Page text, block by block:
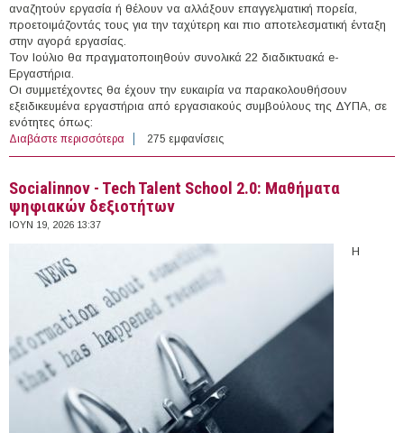
αναζητούν εργασία ή θέλουν να αλλάξουν επαγγελματική πορεία,
προετοιμάζοντάς τους για την ταχύτερη και πιο αποτελεσματική ένταξη
στην αγορά εργασίας.
Τον Ιούλιο θα πραγματοποιηθούν συνολικά 22 διαδικτυακά e-
Εργαστήρια.
Οι συμμετέχοντες θα έχουν την ευκαιρία να παρακολουθήσουν
εξειδικευμένα εργαστήρια από εργασιακούς συμβούλους της ΔΥΠΑ, σε
ενότητες όπως:
Διαβάστε περισσότερα για 22 e-Εργαστήρια συμβουλευτικής της ΔΥΠΑ τον
Ιούλιο
275 εμφανίσεις
Socialinnov - Tech Talent School 2.0: Μαθήματα
ψηφιακών δεξιοτήτων
ΙΟΥΝ 19, 2026 13:37
Η